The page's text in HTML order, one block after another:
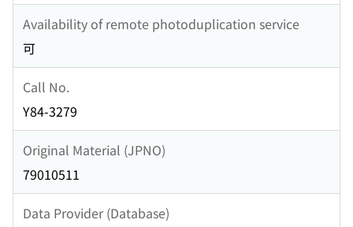
Availability of remote photoduplication service
可
Call No.
Y84-3279
Original Material (JPNO)
79010511
Data Provider (Database)